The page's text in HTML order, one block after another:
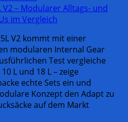
V2 kommt mit einer
modularen Internal Gear
Test vergleiche
L und 18 L – zeige
echte Sets ein und
Konzept den Adapt zu
auf dem Markt